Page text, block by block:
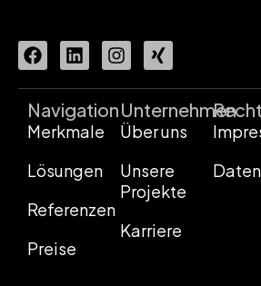
Navigation
Merkmale
Lösungen
Referenzen
Preise
Unternehmen
Über uns
Unsere
Projekte
Karriere